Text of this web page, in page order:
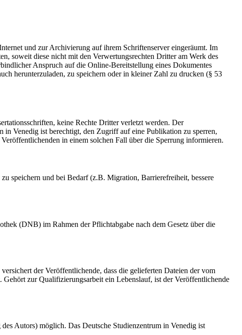
und zur Archivierung auf ihrem Schriftenserver eingeräumt. Im
soweit diese nicht mit den Verwertungsrechten Dritter am Werk des
Anspruch auf die Online-Bereitstellung eines Dokumentes
herunterzuladen, zu speichern oder in kleiner Zahl zu drucken (§ 53
keine Rechte Dritter verletzt werden. Der
Venedig ist berechtigt, den Zugriff auf eine Publikation zu sperren,
in einem solchen Fall über die Sperrung informieren.
speichern und bei Bedarf (z.B. Migration, Barrierefreiheit, bessere
(DNB) im Rahmen der Pflichtabgabe nach dem Gesetz über die
der Veröffentlichende, dass die gelieferten Dateien der vom
zur Qualifizierungsarbeit ein Lebenslauf, ist der Veröffentlichende
Autors) möglich. Das Deutsche Studienzentrum in Venedig ist